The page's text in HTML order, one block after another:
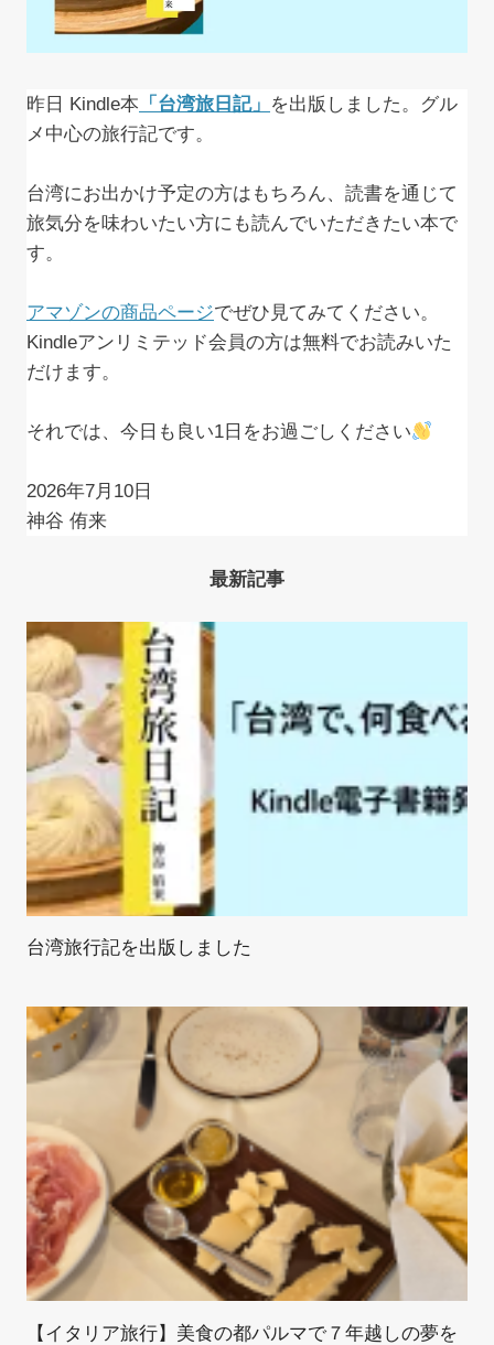
昨日 Kindle本 「台湾旅日記」 を出版しました。グル
メ中心の旅行記です。
台湾にお出かけ予定の方はもちろん、読書を通じて
旅気分を味わいたい方にも読んでいただきたい本で
す。
アマゾンの商品ページでぜひ見てみてください。
Kindleアンリミテッド会員の方は無料でお読みいた
だけます。
それでは、今日も良い1日をお過ごしください
2026年7月10日
神谷 侑来
最新記事
台湾旅行記を出版しました
【イタリア旅行】美食の都パルマで７年越しの夢を